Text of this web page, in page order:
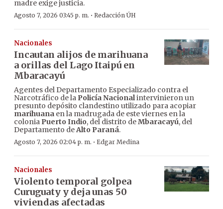
madre exige justicia.
Agosto 7, 2026 03:45 p. m. · Redacción ÚH
Nacionales
Incautan alijos de marihuana
a orillas del Lago Itaipú en
Mbaracayú
Agentes del Departamento Especializado contra el
Narcotráfico de la Policía Nacionalintervinieron un
presunto depósito clandestino utilizado para acopiar
marihuana en la madrugada de este viernes en la
colonia Puerto Indio, del distrito deMbaracayú, del
Departamento deAlto Paraná.
Agosto 7, 2026 02:04 p. m. · Edgar Medina
Nacionales
Violento temporal golpea
Curuguaty y deja unas 50
viviendas afectadas